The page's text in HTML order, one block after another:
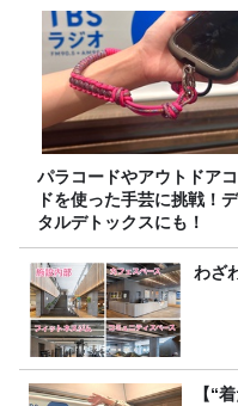
パラコードやアウトドア
ドを使った手芸に挑戦！
タルデトックスにも！
わざ
【“